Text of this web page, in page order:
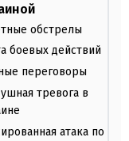
обстрелы
боевых действий
переговоры
тревога в
атака по